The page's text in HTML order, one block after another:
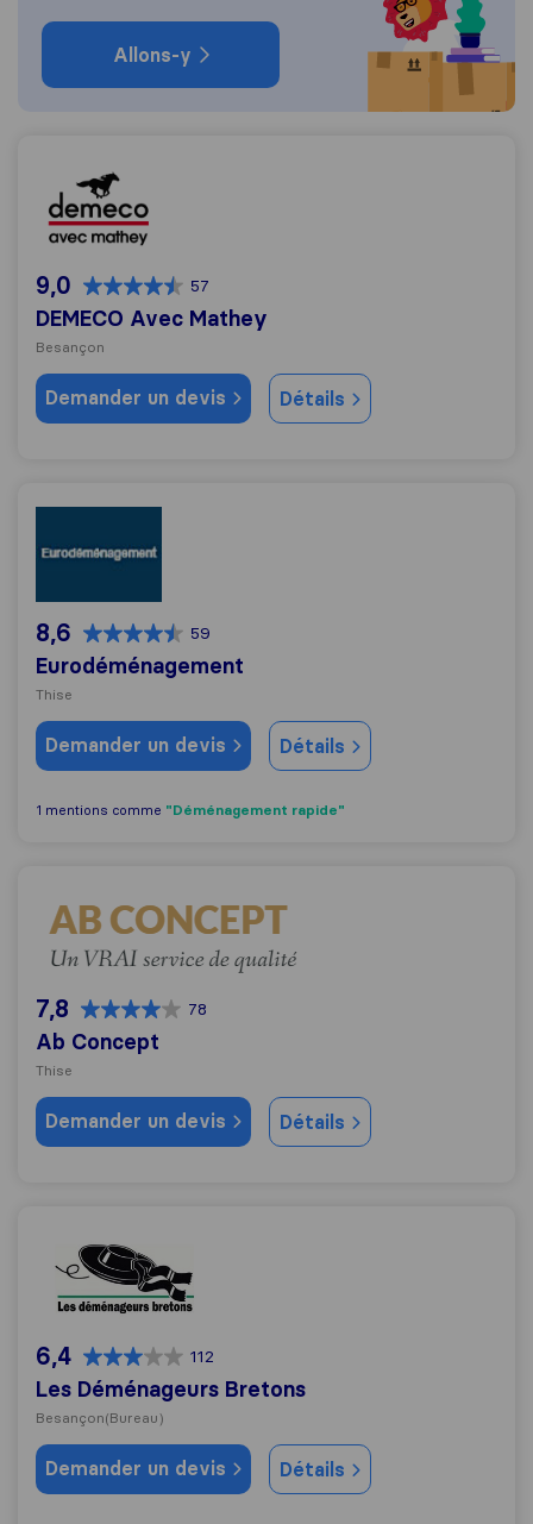
Allons-y
DEMECO Avec Mathey
9,0 57
DEMECO Avec Mathey
Besançon
Demander un devis Détails
8,6 59
Eurodéménagement
Thise
Demander un devis Détails
1 mentions comme "Déménagement rapide"
Ab Concept
7,8 78
Ab Concept
Thise
Demander un devis Détails
Les Déménageurs Bretons
6,4 112
Les Déménageurs Bretons
Besançon(Bureau)
Demander un devis Détails